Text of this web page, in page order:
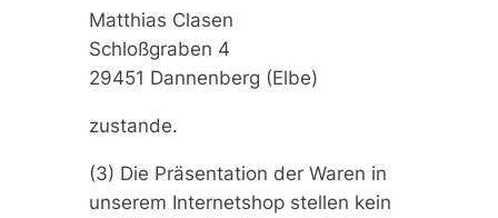
Matthias Clasen
Schloßgraben 4
29451 Dannenberg (Elbe)
zustande.
(3) Die Präsentation der Waren in
unserem Internetshop stellen kein